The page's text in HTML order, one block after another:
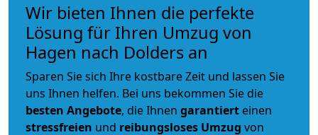
Wir bieten Ihnen die perfekte
Lösung für Ihren Umzug von
Hagen nach Dolders an
Sparen Sie sich Ihre kostbare Zeit und lassen Sie
uns Ihnen helfen. Bei uns bekommen Sie die
besten Angebote, die Ihnen garantiert einen
stressfreien und reibungsloses Umzug von